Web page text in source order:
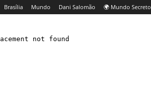
Brasília Mundo Dani Salomão 🌍 Mundo Secreto